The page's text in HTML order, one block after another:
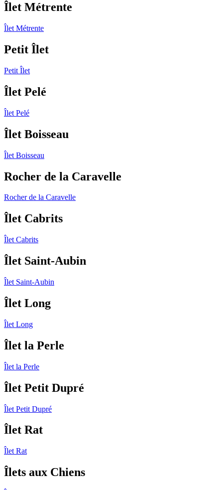
Îlet Métrente
Îlet Métrente
Petit Îlet
Petit Îlet
Îlet Pelé
Îlet Pelé
Îlet Boisseau
Îlet Boisseau
Rocher de la Caravelle
Rocher de la Caravelle
Îlet Cabrits
Îlet Cabrits
Îlet Saint-Aubin
Îlet Saint-Aubin
Îlet Long
Îlet Long
Îlet la Perle
Îlet la Perle
Îlet Petit Dupré
Îlet Petit Dupré
Îlet Rat
Îlet Rat
Îlets aux Chiens